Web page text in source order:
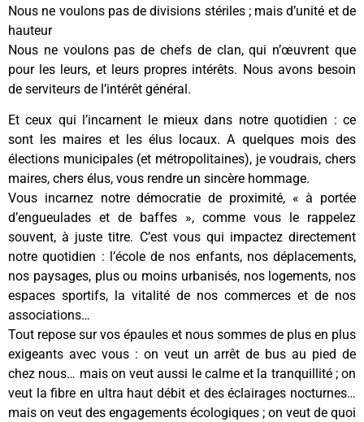
Nous ne voulons pas de divisions stériles ; mais d’unité et de
hauteur
Nous ne voulons pas de chefs de clan, qui n’œuvrent que
pour les leurs, et leurs propres intérêts. Nous avons besoin
de serviteurs de l’intérêt général.
Et ceux qui l’incarnent le mieux dans notre quotidien : ce
sont les maires et les élus locaux. A quelques mois des
élections municipales (et métropolitaines), je voudrais, chers
maires, chers élus, vous rendre un sincère hommage.
Vous incarnez notre démocratie de proximité, « à portée
d’engueulades et de baffes », comme vous le rappelez
souvent, à juste titre. C’est vous qui impactez directement
notre quotidien : l’école de nos enfants, nos déplacements,
nos paysages, plus ou moins urbanisés, nos logements, nos
espaces sportifs, la vitalité de nos commerces et de nos
associations…
Tout repose sur vos épaules et nous sommes de plus en plus
exigeants avec vous : on veut un arrêt de bus au pied de
chez nous… mais on veut aussi le calme et la tranquillité ; on
veut la fibre en ultra haut débit et des éclairages nocturnes…
mais on veut des engagements écologiques ; on veut de quoi